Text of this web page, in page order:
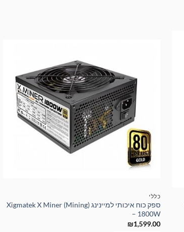
כללי
ספק כוח איכותי למיינינג Xigmatek X Miner (Mining)
– 1800W
₪1,599.00